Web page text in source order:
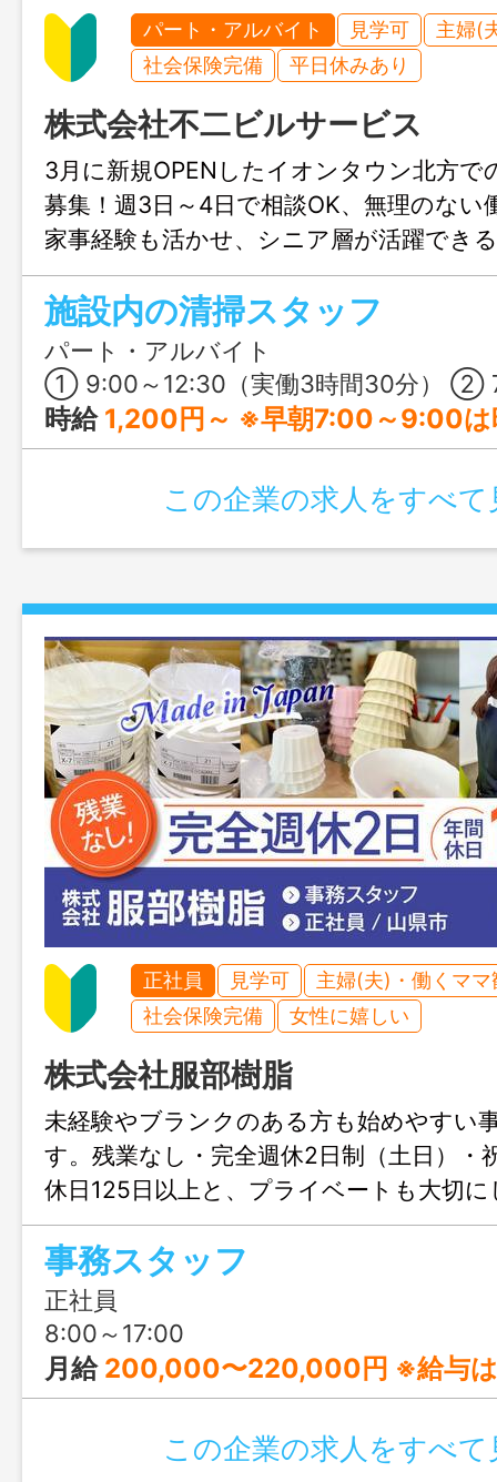
パート・アルバイト 見学可
主婦(
社会保険完備
平日休みあり
株式会社不二ビルサービス
3月に新規OPENしたイオンタウン北方で
募集！週3日～4日で相談OK、無理のない
家事経験も活かせ、シニア層が活躍でき
施設内の清掃スタッフ
パート・アルバイト
① 9:00～12:30（実働3時間30分） ② 7:00～10:00（実働3時間） ※ご希
時給 1,200円～ ※早朝7:00～9:00は時
この企業の求人をすべて
正社員 見学可
主婦(夫)・働くママ
社会保険完備
女性に嬉しい
株式会社服部樹脂
未経験やブランクのある方も始めやすい
す。残業なし・完全週休2日制（土日）・
休日125日以上と、プライベートも大切
す。少人数で相談しやすい職場なので、
できる環境です。
事務スタッフ
正社員
8:00～17:00
月給 200,000〜220,000円 ※給与は経験
この企業の求人をすべて